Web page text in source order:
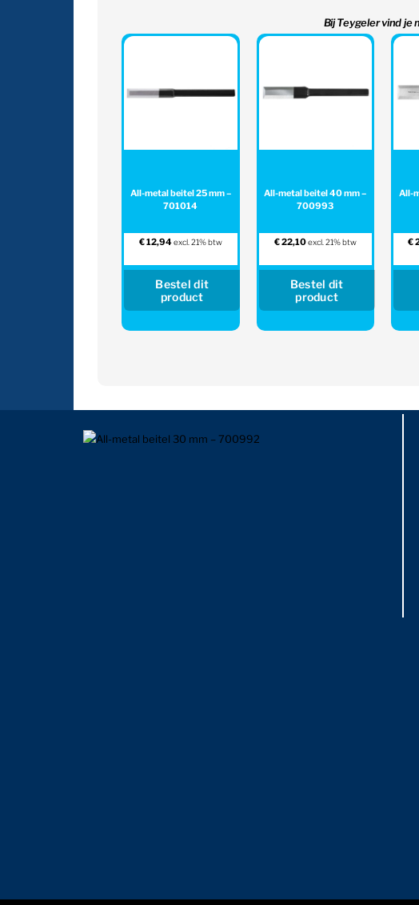
Bij Teygeler vind je
All-metal beitel 25 mm –
701014
€12,94excl. 21% btw
Bestel dit
product
All-metal beitel 40 mm –
700993
€22,10excl. 21% btw
Bestel dit
product
All-
€